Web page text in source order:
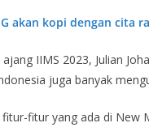
akan kopi dengan cita
IIMS 2023, Julian
juga banyak
fitur-fitur yang ada di New